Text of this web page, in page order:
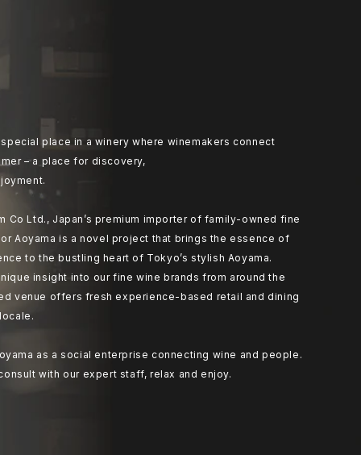
place in a winery where winemakers connect
– a place for discovery,
Co Ltd., Japan’s premium importer of family-owned fine
Aoyama is a novel project that brings the essence of
to the bustling heart of Tokyo’s stylish Aoyama.
insight into our fine wine brands from around the
venue offers fresh experience-based retail and dining
as a social enterprise connecting wine and people.
with our expert staff, relax and enjoy.